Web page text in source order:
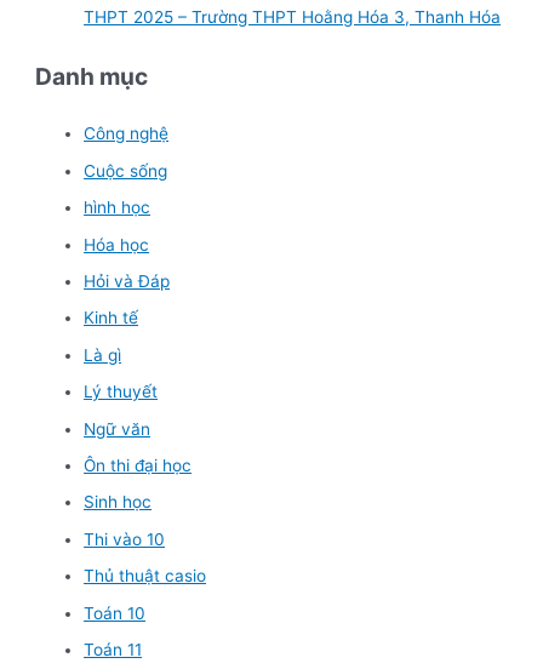
THPT 2025 – Trường THPT Hoằng Hóa 3, Thanh Hóa
Danh mục
Công nghệ
Cuộc sống
hình học
Hóa học
Hỏi và Đáp
Kinh tế
Là gì
Lý thuyết
Ngữ văn
Ôn thi đại học
Sinh học
Thi vào 10
Thủ thuật casio
Toán 10
Toán 11